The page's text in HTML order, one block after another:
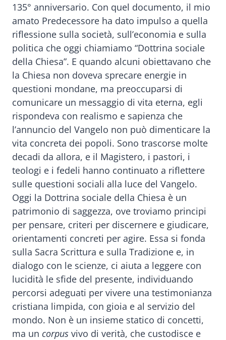
135° anniversario. Con quel documento, il mio
amato Predecessore ha dato impulso a quella
riflessione sulla società, sull’economia e sulla
politica che oggi chiamiamo “Dottrina sociale
della Chiesa”. E quando alcuni obiettavano che
la Chiesa non doveva sprecare energie in
questioni mondane, ma preoccuparsi di
comunicare un messaggio di vita eterna, egli
rispondeva con realismo e sapienza che
l’annuncio del Vangelo non può dimenticare la
vita concreta dei popoli. Sono trascorse molte
decadi da allora, e il Magistero, i pastori, i
teologi e i fedeli hanno continuato a riflettere
sulle questioni sociali alla luce del Vangelo.
Oggi la Dottrina sociale della Chiesa è un
patrimonio di saggezza, ove troviamo principi
per pensare, criteri per discernere e giudicare,
orientamenti concreti per agire. Essa si fonda
sulla Sacra Scrittura e sulla Tradizione e, in
dialogo con le scienze, ci aiuta a leggere con
lucidità le sfide del presente, individuando
percorsi adeguati per vivere una testimonianza
cristiana limpida, con gioia e al servizio del
mondo. Non è un insieme statico di concetti,
ma un corpus vivo di verità, che custodisce e